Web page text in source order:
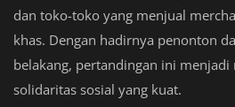
dan toko-toko yang menjual
khas. Dengan hadirnya penonton
belakang, pertandingan ini menjadi
solidaritas sosial yang kuat.